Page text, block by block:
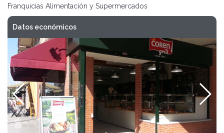
Franquicias Alimentación y Supermercados
Datos económicos